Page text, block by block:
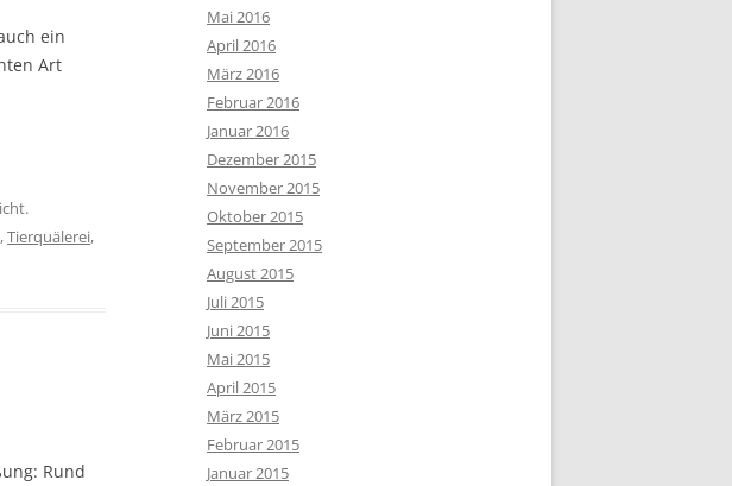
ein
Art
,Tierquälerei,
Rund
Mai 2016
April 2016
März 2016
Februar 2016
Januar 2016
Dezember 2015
November 2015
Oktober 2015
September 2015
August 2015
Juli 2015
Juni 2015
Mai 2015
April 2015
März 2015
Februar 2015
Januar 2015